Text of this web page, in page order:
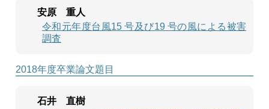
安原 重人
令和元年度台風15 号及び19 号の風による被害
調査
2018年度卒業論文題目
石井 直樹